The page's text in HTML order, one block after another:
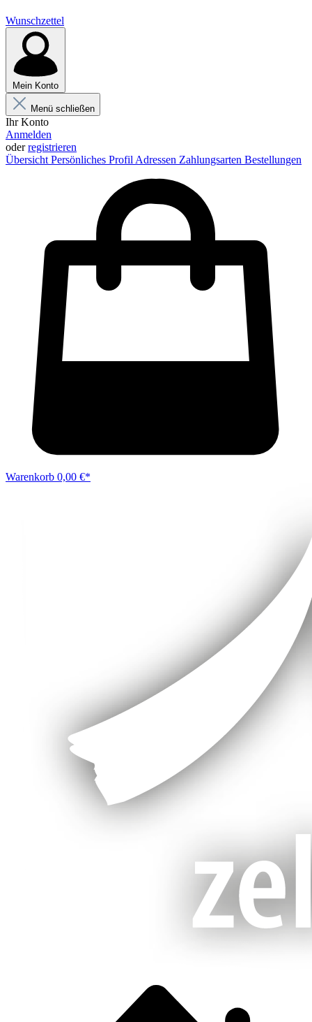
Wunschzettel
Mein Konto
Menü schließen
Ihr Konto
Anmelden
oderregistrieren
Übersicht Persönliches Profil Adressen Zahlungsarten Bestellungen
Warenkorb 0,00 €*